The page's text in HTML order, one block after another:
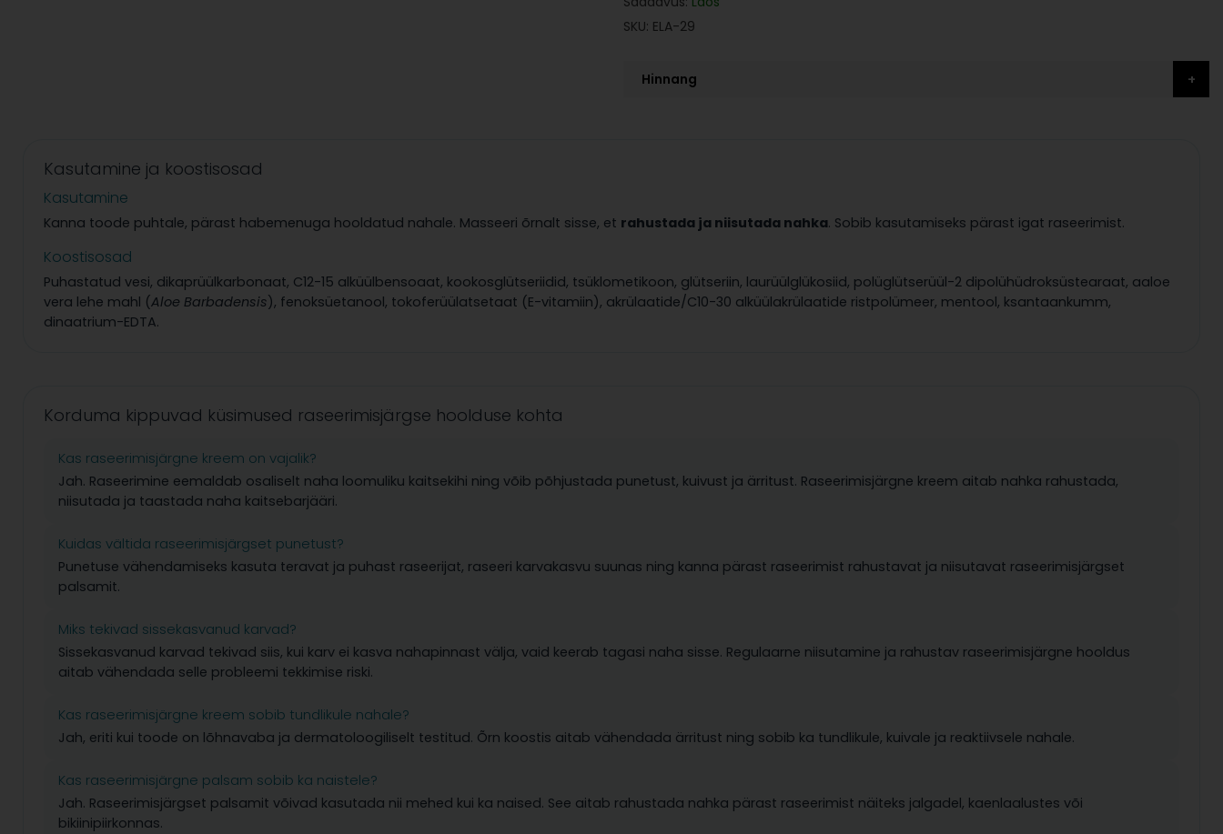
SKU: ELA-29
Hinnang
Kasutamine ja koostisosad
Kasutamine
Kanna toode puhtale, pärast habemenuga hooldatud nahale. Masseeri õrnalt sisse, et rahustada ja niisutada nahka. Sobib kasutamiseks pärast igat raseerimist.
Koostisosad
Puhastatud vesi, dikaprüülkarbonaat, C12-15 alküülbensoaat, kookosglütseriidid, tsüklometikoon, glütseriin, laurüülglükosiid, polüglütserüül-2 dipolühüdroksüstearaat, aaloe
vera lehe mahl (Aloe Barbadensis), fenoksüetanool, tokoferüülatsetaat (E-vitamiin), akrülaatide/C10-30 alküülakrülaatide ristpolümeer, mentool, ksantaankumm,
dinaatrium-EDTA.
Korduma kippuvad küsimused raseerimisjärgse hoolduse kohta
Kas raseerimisjärgne kreem on vajalik?
Jah. Raseerimine eemaldab osaliselt naha loomuliku kaitsekihi ning võib põhjustada punetust, kuivust ja ärritust. Raseerimisjärgne kreem aitab nahka rahustada,
niisutada ja taastada naha kaitsebarjääri.
Kuidas vältida raseerimisjärgset punetust?
Punetuse vähendamiseks kasuta teravat ja puhast raseerijat, raseeri karvakasvu suunas ning kanna pärast raseerimist rahustavat ja niisutavat raseerimisjärgset
palsamit.
Miks tekivad sissekasvanud karvad?
Sissekasvanud karvad tekivad siis, kui karv ei kasva nahapinnast välja, vaid keerab tagasi naha sisse. Regulaarne niisutamine ja rahustav raseerimisjärgne hooldus
aitab vähendada selle probleemi tekkimise riski.
Kas raseerimisjärgne kreem sobib tundlikule nahale?
Jah, eriti kui toode on lõhnavaba ja dermatoloogiliselt testitud. Õrn koostis aitab vähendada ärritust ning sobib ka tundlikule, kuivale ja reaktiivsele nahale.
Kas raseerimisjärgne palsam sobib ka naistele?
Jah. Raseerimisjärgset palsamit võivad kasutada nii mehed kui ka naised. See aitab rahustada nahka pärast raseerimist näiteks jalgadel, kaenlaalustes või
bikiinipiirkonnas.
SAA -5%
ESIMESELT OSTULT